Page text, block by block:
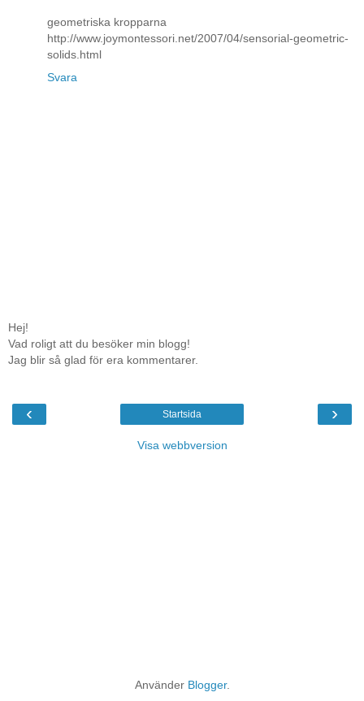
geometriska kropparna
http://www.joymontessori.net/2007/04/sensorial-geometric-
solids.html
Svara
Hej!
Vad roligt att du besöker min blogg!
Jag blir så glad för era kommentarer.
‹ ›
Startsida
Visa webbversion
Använder Blogger.